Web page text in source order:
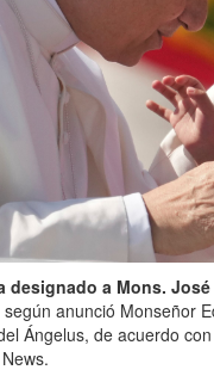
designado a Mons.
según anunció Monseñor
Ángelus, de acuerdo